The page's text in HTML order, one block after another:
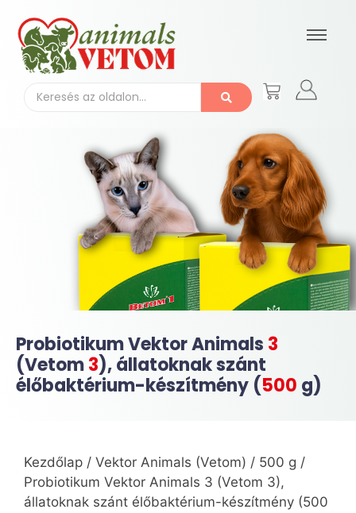
Probiotikum Vektor Animals 3
(Vetom3), állatoknak szánt
élőbaktérium-készítmény (500 g)
Kezdőlap / Vektor Animals (Vetom) / 500 g /
Probiotikum Vektor Animals 3 (Vetom 3),
állatoknak szánt élőbaktérium-készítmény (500